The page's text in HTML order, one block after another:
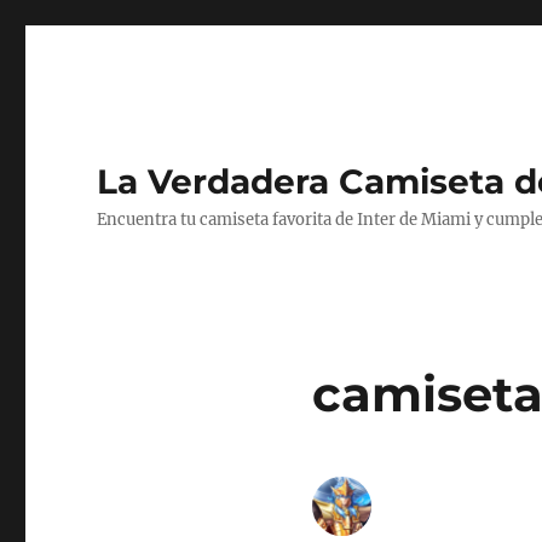
La Verdadera Camiseta
Encuentra tu camiseta favorita de Inter de Miami y